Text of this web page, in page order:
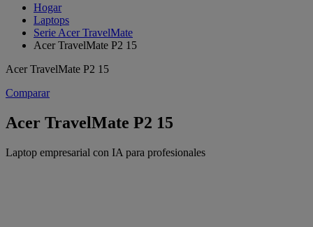
Hogar
Laptops
Serie Acer TravelMate
Acer TravelMate P2 15
Acer TravelMate P2 15
Comparar
Acer TravelMate P2 15
Laptop empresarial con IA para profesionales